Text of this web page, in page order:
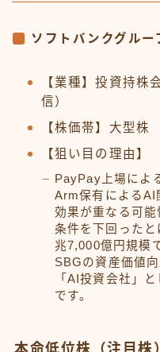
ソフトバンクグルー
【業種】投資持株
信）
【株価帯】大型株
【狙い目の理由】
PayPay上場によ
Arm保有によるAI
効果が重なる可
条件を下回った
兆7,000億円規模
SBGの資産価値
「AI投資会社」
です。